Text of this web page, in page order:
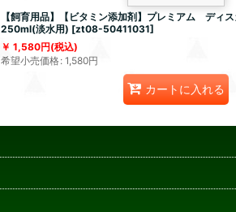
【飼育用品】【ビタミン添加剤】プレミアム ディ
250ml(淡水用) [zt08-50411031]
1,580円(税込)
希望小売価格: 1,580円
カートに入れる